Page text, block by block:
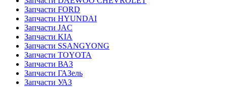
Запчасти FORD
Запчасти HYUNDAI
Запчасти JAC
Запчасти KIA
Запчасти SSANGYONG
Запчасти TOYOTA
Запчасти ВАЗ
Запчасти ГАЗель
Запчасти УАЗ